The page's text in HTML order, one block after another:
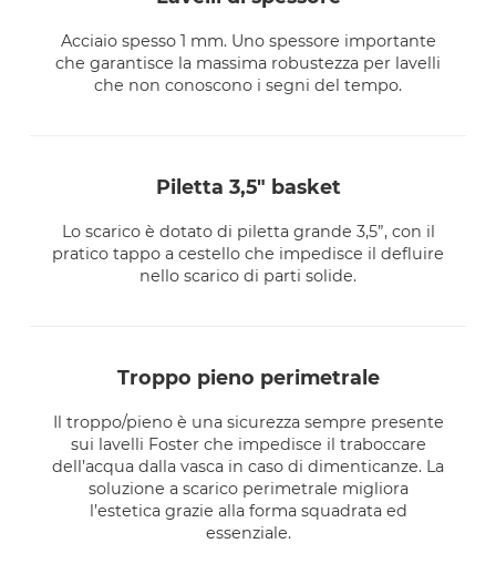
Acciaio spesso 1 mm. Uno spessore importante
che garantisce la massima robustezza per lavelli
che non conoscono i segni del tempo.
piletta 3,5" basket
Lo scarico è dotato di piletta grande 3,5”, con il
pratico tappo a cestello che impedisce il defluire
nello scarico di parti solide.
troppo pieno perimetrale
Il troppo/pieno è una sicurezza sempre presente
sui lavelli Foster che impedisce il traboccare
dell’acqua dalla vasca in caso di dimenticanze. La
soluzione a scarico perimetrale migliora
l’estetica grazie alla forma squadrata ed
essenziale.